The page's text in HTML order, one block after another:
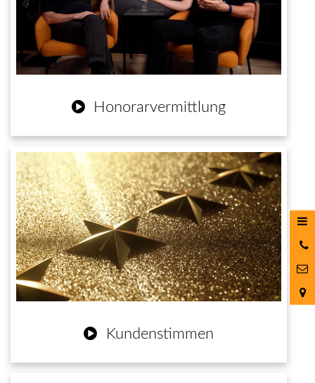
Honorarvermittlung
Kundenstimmen